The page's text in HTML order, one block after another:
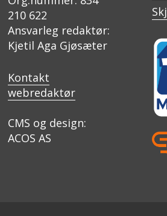
210 622
Ansvarleg redaktør:
Kjetil Aga Gjøsæter
Kontakt
webredaktør
CMS og design:
ACOS AS